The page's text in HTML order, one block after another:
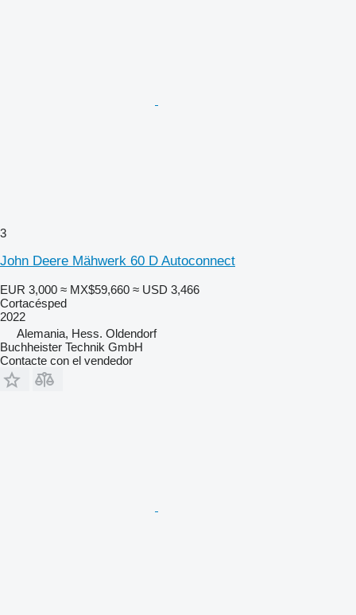
3
John Deere Mähwerk 60 D Autoconnect
EUR 3,000 ≈ MX$59,660 ≈ USD 3,466
Cortacésped
2022
Alemania, Hess. Oldendorf
Buchheister Technik GmbH
Contacte con el vendedor